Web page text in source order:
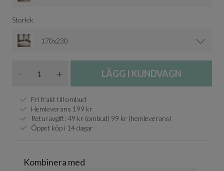
Storlek
170x230
- + LÄGG I KUNDVAGN
Fri frakt till ombud
Hemleverans 199 kr
Returavgift: 49 kr (ombud) 99 kr (hemleverans)
Öppet köp i 14 dagar
Kombinera med